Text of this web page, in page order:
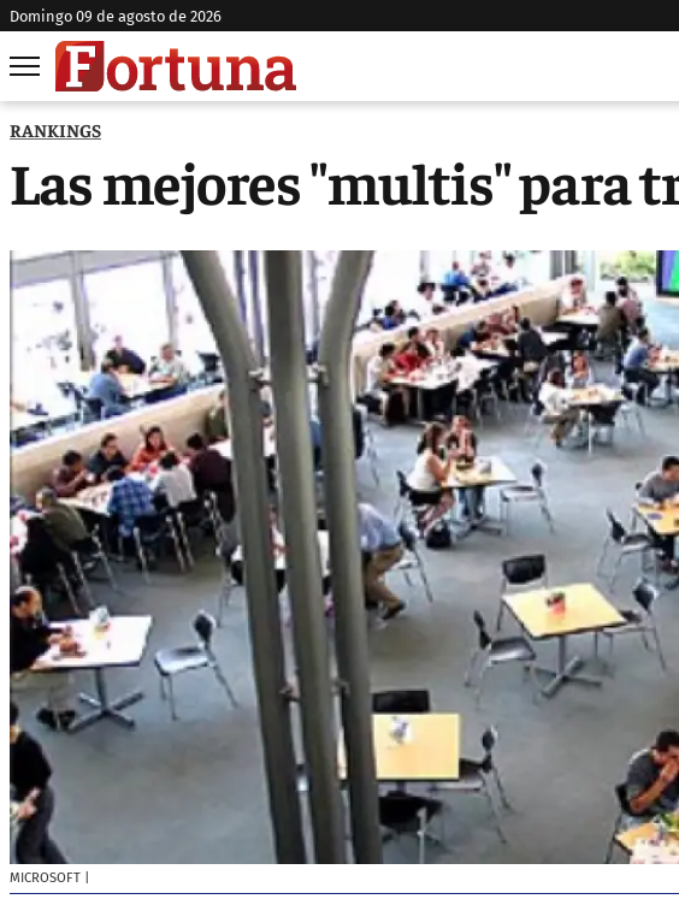
domingo 09 de agosto de 2026
RANKINGS
Las mejores "multis" para
MICROSOFT